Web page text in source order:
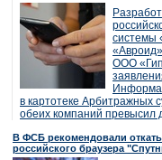
системы
ООО
в картотеке Арбитражных
обеих компаний превысил
В ФСБ рекомендовали
российского браузера